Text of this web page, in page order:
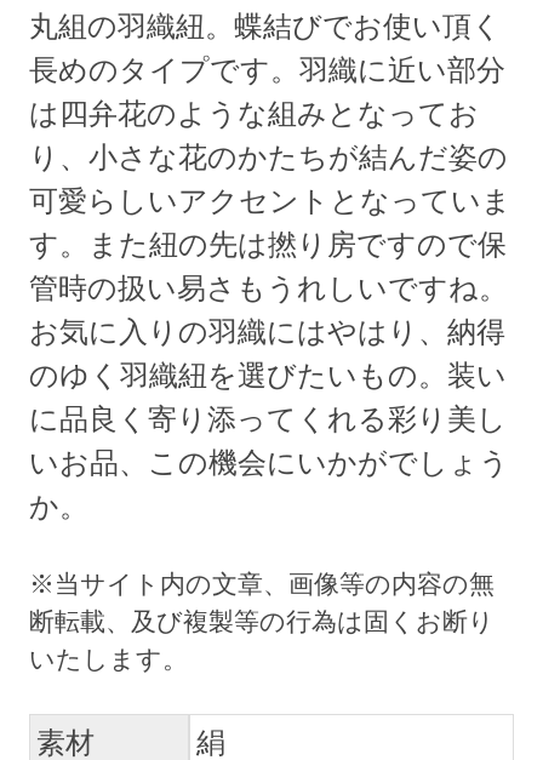
丸組の羽織紐。蝶結びでお使い頂く
長めのタイプです。羽織に近い部分
は四弁花のような組みとなってお
り、小さな花のかたちが結んだ姿の
可愛らしいアクセントとなっていま
す。また紐の先は撚り房ですので保
管時の扱い易さもうれしいですね。
お気に入りの羽織にはやはり、納得
のゆく羽織紐を選びたいもの。装い
に品良く寄り添ってくれる彩り美し
いお品、この機会にいかがでしょう
か。
素材 絹